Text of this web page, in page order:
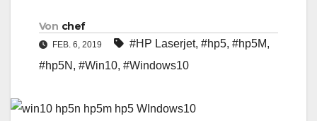
Von chef
FEB. 6, 2019 #HP Laserjet, #hp5, #hp5M,
#hp5N , #Win10, #Windows10